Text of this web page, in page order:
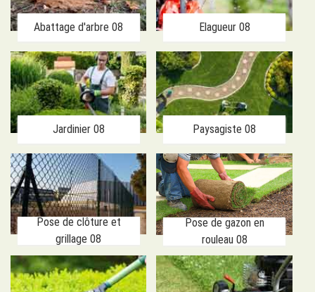
Abattage d'arbre 08 Elagueur 08
Jardinier 08 Paysagiste 08
Pose de clôture et
grillage 08
Pose de gazon en
rouleau 08